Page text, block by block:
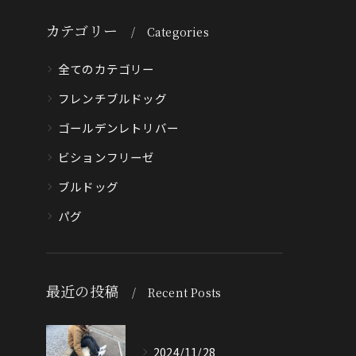
カテゴリー Categories
全てのカテゴリー
フレンチブルドッグ
ゴールデンレトリバー
ビションフリーゼ
ブルドッグ
パグ
最近の投稿 Recent Posts
2024/11/28